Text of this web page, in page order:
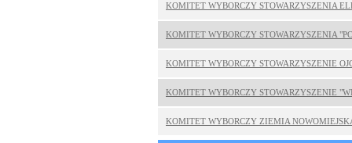
KOMITET WYBORCZY STOWARZYSZENIA
KOMITET WYBORCZY STOWARZYSZENIA
KOMITET WYBORCZY STOWARZYSZENIE
KOMITET WYBORCZY STOWARZYSZENIE
KOMITET WYBORCZY ZIEMIA